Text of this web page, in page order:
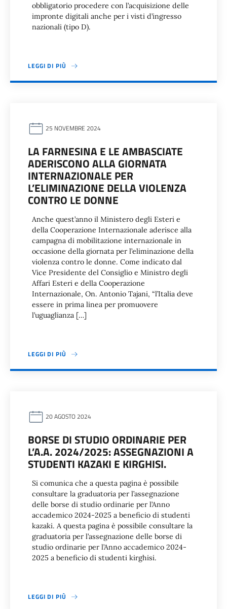
obbligatorio procedere con l’acquisizione delle
impronte digitali anche per i visti d’ingresso
nazionali (tipo D).
LEGGI DI PIÙ
25 NOVEMBRE 2024
LA FARNESINA E LE AMBASCIATE
ADERISCONO ALLA GIORNATA
INTERNAZIONALE PER
L’ELIMINAZIONE DELLA VIOLENZA
CONTRO LE DONNE
Anche quest’anno il Ministero degli Esteri e
della Cooperazione Internazionale aderisce alla
campagna di mobilitazione internazionale in
occasione della giornata per l’eliminazione della
violenza contro le donne. Come indicato dal
Vice Presidente del Consiglio e Ministro degli
Affari Esteri e della Cooperazione
Internazionale, On. Antonio Tajani, “l’Italia deve
essere in prima linea per promuovere
l’uguaglianza […]
LEGGI DI PIÙ
20 AGOSTO 2024
BORSE DI STUDIO ORDINARIE PER
L’A.A. 2024/2025: ASSEGNAZIONI A
STUDENTI KAZAKI E KIRGHISI.
Si comunica che a questa pagina è possibile
consultare la graduatoria per l’assegnazione
delle borse di studio ordinarie per l’Anno
accademico 2024-2025 a beneficio di studenti
kazaki. A questa pagina è possibile consultare la
graduatoria per l’assegnazione delle borse di
studio ordinarie per l’Anno accademico 2024-
2025 a beneficio di studenti kirghisi.
LEGGI DI PIÙ